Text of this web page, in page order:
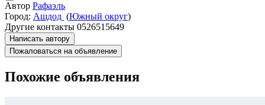
Автор Рафаэль
Город: Ашдод (Южный округ)
Другие контакты 0526515649
Написать автору
Пожаловаться на объявление
Похожие объявления